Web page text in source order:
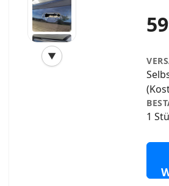
▼
‹
1